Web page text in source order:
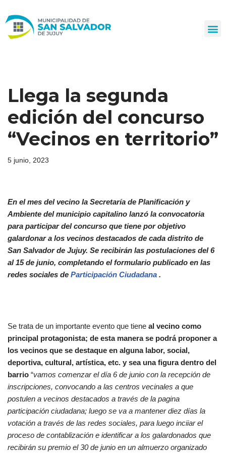
al
Llega la segunda
edición del concurso
“Vecinos en territorio”
5 junio, 2023
En el mes del vecino la Secretaría de Planificación y
Ambiente del municipio capitalino lanzó la convocatoria
para participar del concurso que tiene por objetivo
galardonar a los vecinos destacados de cada distrito de
San Salvador de Jujuy. Se recibirán las postulaciones del 6
al 15 de junio, completando el formulario publicado en las
redes sociales de Participación Ciudadana .
Se trata de un importante evento que tiene al vecino como
principal protagonista; de esta manera se podrá proponer a
los vecinos que se destaque en alguna labor, social,
deportiva, cultural, artística, etc. y sea una figura dentro del
barrio “vamos comenzar el día 6 de junio con la recepción de
inscripciones, convocando a las centros vecinales a que
postulen a vecinos destacados a través de la pagina
participación ciudadana; luego se va a mantener diez días la
votación a través de las redes sociales, para luego inciiar el
proceso de contablización e identificar a los galardonados que
recibirán su premio el 30 de junio en un almuerzo organizado